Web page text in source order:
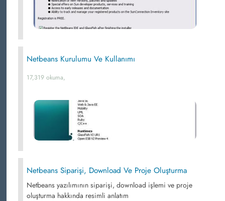
Netbeans Kurulumu Ve Kullanımı
17,319 okuma,
Netbeans Siparişi, Download Ve Proje Oluşturma
Netbeans yazılımının siparişi, download işlemi ve proje
oluşturma hakkında resimli anlatım